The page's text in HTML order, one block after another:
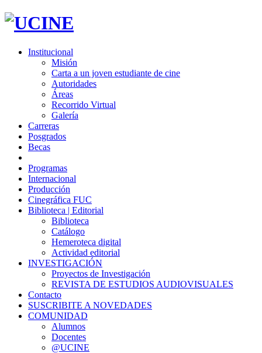
Institucional
Misión
Carta a un joven estudiante de cine
Autoridades
Áreas
Recorrido Virtual
Galería
Carreras
Posgrados
Becas
Programas
Internacional
Producción
Cinegráfica FUC
Biblioteca | Editorial
Biblioteca
Catálogo
Hemeroteca digital
Actividad editorial
INVESTIGACIÓN
Proyectos de Investigación
REVISTA DE ESTUDIOS AUDIOVISUALES
Contacto
SUSCRIBITE A NOVEDADES
COMUNIDAD
Alumnos
Docentes
@UCINE